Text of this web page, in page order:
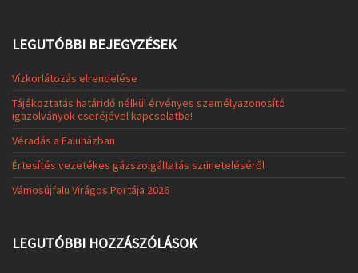
LEGUTÓBBI BEJEGYZÉSEK
Vízkorlátozás elrendelése
Tájékoztatás határidő nélkül érvényes személyazonosító
igazolványok cseréjével kapcsolatba!
Véradás a Faluházban
Értesítés vezetékes gázszolgáltatás szüneteléséről
Vámosújfalu Virágos Portája 2026
LEGUTÓBBI HOZZÁSZÓLÁSOK